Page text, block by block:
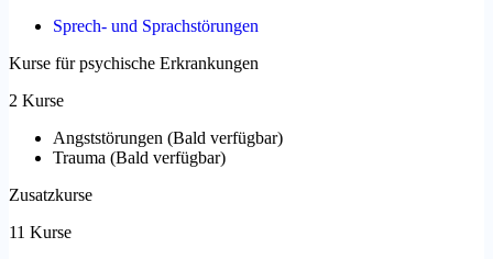
Sprech- und Sprachstörungen
Kurse für psychische Erkrankungen
2 Kurse
Angststörungen (Bald verfügbar)
Trauma (Bald verfügbar)
Zusatzkurse
11 Kurse